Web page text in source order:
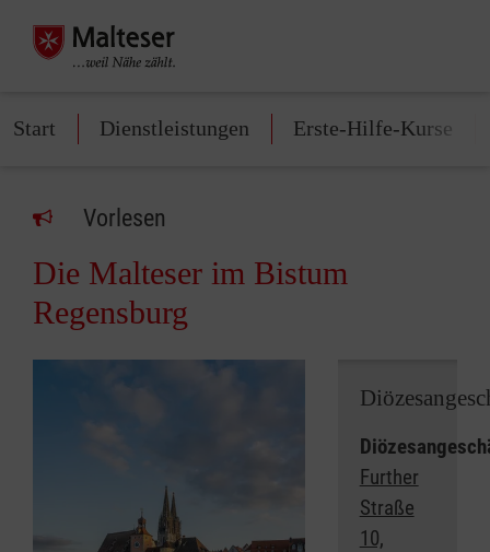
Start Dienstleistungen Erste-Hilfe-Kurse
Vorlesen
Die Malteser im Bistum
Regensburg
Further
Straße
10,